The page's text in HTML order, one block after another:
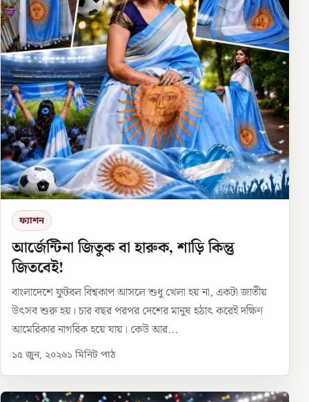
ফ্যাশন
আর্জেন্টিনা জিতুক বা হারুক, শাড়ি কিন্তু
জিতবেই!
বাংলাদেশে ফুটবল বিশ্বকাপ আসলে শুধু খেলা হয় না, একটা জাতীয়
উৎসব শুরু হয়। চার বছর পরপর দেশের মানুষ হঠাৎ করেই দক্ষিণ
আমেরিকার নাগরিক হয়ে যায়। কেউ আর...
১৫ জুন, ২০২৬১ মিনিট পাঠ